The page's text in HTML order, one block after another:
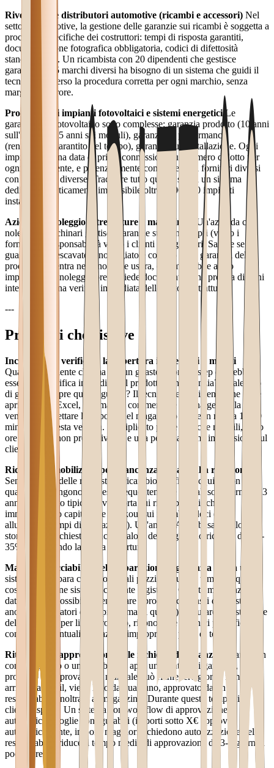
Rivenditori e distributori automotive (ricambi e accessori) Nel
settore automotive, la gestione delle garanzie sui ricambi è soggetta a
procedure specifiche dei costruttori: tempi di risposta garantiti,
documentazione fotografica obbligatoria, codici di difettosità
standardizzati. Un ricambista con 20 dipendenti che gestisce
garanzie per 5 marchi diversi ha bisogno di un sistema che guidi il
tecnico attraverso la procedura corretta per ogni marchio, senza
margine di errore.
Produttori di impianti fotovoltaici e sistemi energeticiLe
garanzie nel fotovoltaico sono complesse: garanzia prodotto (10 anni
sull'inverter, 25 anni sui moduli), garanzia di performance
(rendimento garantito nel tempo), garanzia sull'installazione. Ogni
impianto ha una data di prima connessione, un numero di lotto per
ogni componente, e potenzialmente componenti di fornitori diversi
con coperture diverse. Tracciare tutto questo senza un sistema
dedicato è praticamente impossibile oltre i 200-300 impianti
installati.
Aziende di noleggio attrezzature e macchinari
Un'azienda che
noleggia macchinari gestisce garanzie sui beni propri (verso i
fornitori) e responsabilità verso i clienti noleggiatori. Sapere se un
guasto su un escavatore noleggiato è coperto dalla garanzia del
produttore, rientra nella normale usura, o è imputabile a uso
improprio del noleggiatore richiede documentazione precisa di ogni
intervento e una verifica immediata dello stato contrattuale.
---
Problemi che risolve
Incapacità di verificare la copertura in meno di 2 minuti
Quando un cliente chiama per un guasto, il primo step dovrebbe
essere una verifica immediata: il prodotto è in garanzia? Quale tipo
di garanzia copre questo guasto? Il tecnico dell'assistenza che deve
aprire tre file Excel, chiamare il commerciale che ha gestito la
vendita, e aspettare la risposta del magazzino perde in media 15-20
minuti per questa verifica. Moltiplicato per le pratiche mensili, sono
ore di lavoro non produttive — e una pessima prima impressione sul
cliente.
Ricambi immobilizzati per mancanza di dati sulla rotazione
Senza storico delle richieste di ricambio, l'ufficio acquisti non sa
quali pezzi vengono richiesti frequentemente e quali sono fermi da 3
anni. Il risultato tipico: sovrascorta sui ricambi lenti (che
immobilizzano capitale), e stockout sui ricambi veloci (che
allungano i tempi di riparazione). Un'analisi ABC basata sullo
storico delle richieste riduce il valore del magazzino ricambi del 25-
35% mantenendo la stessa copertura.
Mancata tracciabilità delle riparazioni in garanzia Senza un
sistema, chi ripara cosa, con quali pezzi, in quanto tempo, a quale
costo, non viene sistematicamente registrato. Questa mancanza di
dati rende impossibile: identificare i prodotti con tassi di guasto
anomali (indicatori di un problema di qualità), misurare il costo reale
della garanzia per linea prodotto, riconoscere i tecnici più efficienti,
contestare eventuali riparazioni improprie da parte di terzi.
Ritardi nelle approvazioni delle richieste di garanzia
Quando un
concessionario o un distributore apre una pratica di garanzia, il
processo di approvazione manuale può richiedere giorni: il modulo
arriva via email, viene letto da qualcuno, approvato da un
responsabile, inoltrato al magazzino. Durante questo tempo, il
cliente aspetta. Un sistema con workflow di approvazione
automatica e soglie configurabili (importi sotto X€ approvati
automaticamente, importi maggiori richiedono autorizzazione del
responsabile) riduce il tempo medio di approvazione da 3-5 giorni a
poche ore.